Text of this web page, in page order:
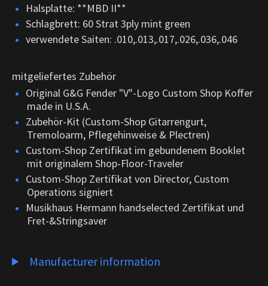
Halsplatte: **MBD II**
Schlagbrett: 60 Strat 3ply mint green
verwendete Saiten: .010,.013,.017,.026,.036,.046
mitgeliefertes Zubehör
Original G&G Fender "V"-Logo Custom Shop Koffer
made in U.S.A.
Zubehör-Kit (Custom-Shop Gitarrengurt,
Tremoloarm, Pflegehinweise & Plectren)
Custom-Shop Zertifikat im gebundenem Booklet
mit originalem Shop-Floor-Traveler
Custom-Shop Zertifikat von Director, Custom
Operations signiert
Musikhaus Hermann handselected Zertifikat und
Fret-&Stringsaver
Manufacturer information